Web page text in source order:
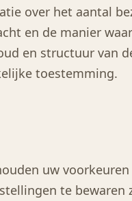
over het aantal
en de manier
en structuur van
toestemming.
uw
te bewaren